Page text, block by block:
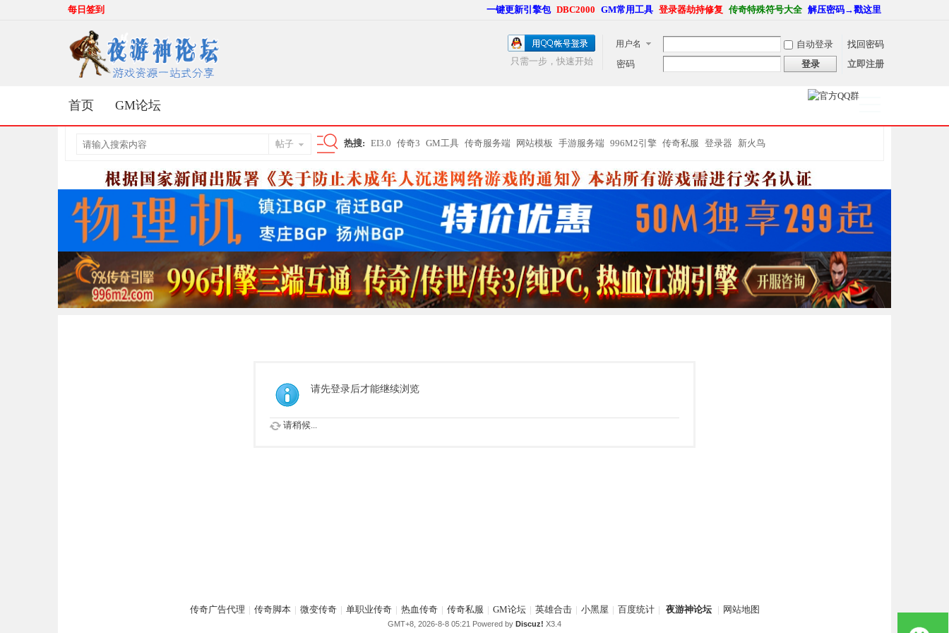
每日签到 一键更新引擎包 DBC2000 GM常用工具 登录器劫持修复 传奇特殊符号大全 解压密码→戳这里
用户名 自动登录
找回密码
密码
登录 立即注册
只需一步，快速开始
首页 GM论坛
帖子
索
热搜: EI3.0 传奇3 GM工具 传奇服务端 网站模板 手游服务端 996M2引擎 传奇私服 登录器 新火鸟
请先登录后才能继续浏览
请稍候...
传奇广告代理 | 传奇脚本 | 微变传奇 | 单职业传奇 | 热血传奇 | 传奇私服 | GM论坛 | 英雄合击 | 小黑屋 | 百度统计 | 夜游神论坛 | 网站地图
GMT+8, 2026-8-8 05:21 Powered by Discuz! X3.4